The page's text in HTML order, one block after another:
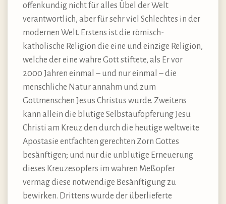
offenkundig nicht für alles Übel der Welt
verantwortlich, aber für sehr viel Schlechtes in der
modernen Welt. Erstens ist die römisch-
katholische Religion die eine und einzige Religion,
welche der eine wahre Gott stiftete, als Er vor
2000 Jahren einmal – und nur einmal – die
menschliche Natur annahm und zum
Gottmenschen Jesus Christus wurde. Zweitens
kann allein die blutige Selbstaufopferung Jesu
Christi am Kreuz den durch die heutige weltweite
Apostasie entfachten gerechten Zorn Gottes
besänftigen; und nur die unblutige Erneuerung
dieses Kreuzesopfers im wahren Meßopfer
vermag diese notwendige Besänftigung zu
bewirken. Drittens wurde der überlieferte